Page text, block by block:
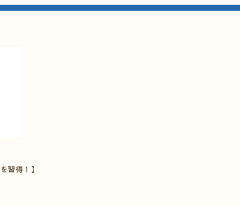
習得！】